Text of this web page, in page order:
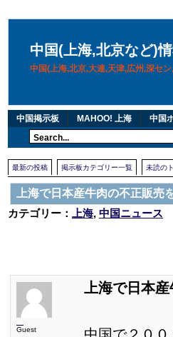
中国(上海,北京など)
中国(上海,北京,大連,天津,広州,深セ
中国掲示板 MAHOO! 上海 中国
最新の投稿 掲示板カテゴリー一覧 未読の
上海で日本産牛肉の不正販売
カテゴリー：
上海, 中国ニュース
Guest
上海で日本